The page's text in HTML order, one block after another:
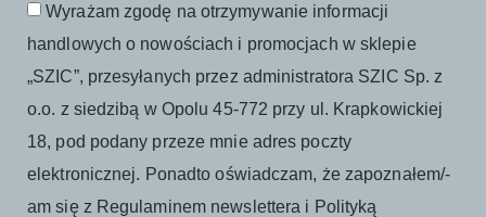
Wyrażam zgodę na otrzymywanie informacji
handlowych o nowościach i promocjach w sklepie
„SZIC”, przesyłanych przez administratora SZIC Sp. z
o.o. z siedzibą w Opolu 45-772 przy ul. Krapkowickiej
18, pod podany przeze mnie adres poczty
elektronicznej. Ponadto oświadczam, że zapoznałem/-
am się z Regulaminem newslettera i Polityką